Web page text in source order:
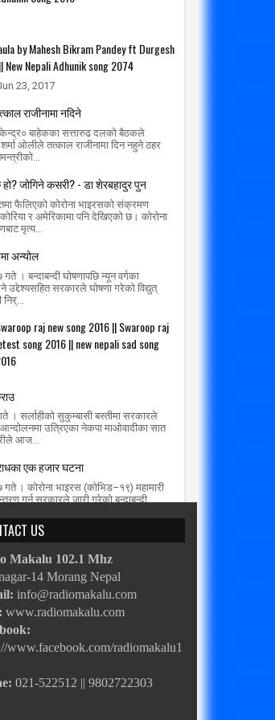
by Mahesh Bikram Pandey ft Durgesh
New Nepali Adhunik song 2074
23, 2017
राजीनामा नदिने
बाहेकका सत्तारुढ दलको बैठकले
ओलीले तत्काल राजीनामा दिन नहुने ठहर
हो? जोगिने कसरी? - डा शेरबहादुर पुन
फैलिएको कोरोना भाइरसको संक्रमण
र अमेरिकामा पनि देखिएको छ। कोरोना
मृत्य...
अन्योल
। बन्दाबन्दी घोषणापछि न्यून वर्गका
उद्देश्यसहित सरकारले घोषणा गरेको विद्युत्
raj new song 2016 || Swaroop raj
song 2016 || new nepali sad song
। सर्लाहीको सुकुम्बासी बस्तीमा सरकारले
उत्रिएका नेकपा माओवादीका सात
आज...
एक हजार घटना
गते । कोरोना भाइरस (कोभिड–१९) महामारी
गर्न सरकारले जारी गरेको बन्दाबन्दी
US
Makalu 102.1 Mhz
14 Morang Nepal
info@radiomakalu.com
www.radiomakalu.com
www.facebook.com/radiomakalu1
021-522512 || 9802722303